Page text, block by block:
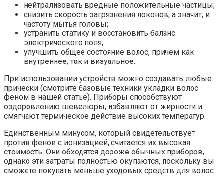
нейтрализовать вредные положительные частицы;
снизить скорость загрязнения локонов, а значит, и
частоту мытья головы;
устранить статику и восстановить баланс
электрического поля;
улучшить общее состояние волос, причем как
внутреннее, так и визуальное.
При использовании устройств можно создавать любые
прически (смотрите базовые техники укладки волос
феном в нашей статье). Приборы способствуют
оздоровлению шевелюры, избавляют от жирности и
смягчают термическое действие высоких температур.
Единственным минусом, который свидетельствует
против фенов с ионизацией, считается их высокая
стоимость. Они обходятся дороже обычных приборов,
однако эти затраты полностью окупаются, поскольку вы
сможете покупать меньше уходовых средств для волос.